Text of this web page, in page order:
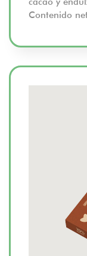
Contenido